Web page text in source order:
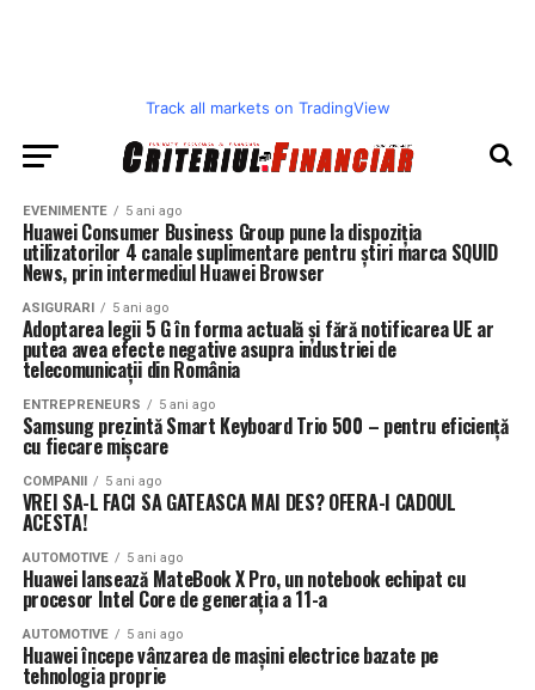
Track all markets on TradingView
EVENIMENTE 5 ani ago
Huawei Consumer Business Group pune la dispoziția
utilizatorilor 4 canale suplimentare pentru știri marca SQUID
News, prin intermediul Huawei Browser
ASIGURARI 5 ani ago
Adoptarea legii 5 G în forma actuală și fără notificarea UE ar
putea avea efecte negative asupra industriei de
telecomunicații din România
ENTREPRENEURS 5 ani ago
Samsung prezintă Smart Keyboard Trio 500 – pentru eficiență
cu fiecare mișcare
COMPANII 5 ani ago
VREI SA-L FACI SA GATEASCA MAI DES? OFERA-I CADOUL
ACESTA!
AUTOMOTIVE 5 ani ago
Huawei lansează MateBook X Pro, un notebook echipat cu
procesor Intel Core de generația a 11-a
AUTOMOTIVE 5 ani ago
Huawei începe vânzarea de mașini electrice bazate pe
tehnologia proprie